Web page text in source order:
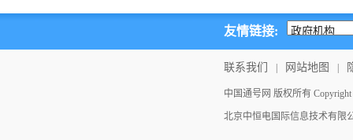
友情链接:
联系我们 网站地图
中国通号网 版权所有
北京中恒电国际信息技术有限